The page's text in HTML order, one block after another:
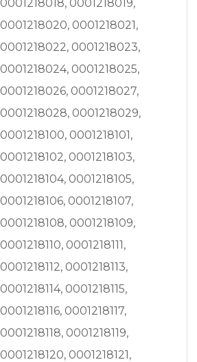
0001218018, 0001218019,
0001218020, 0001218021,
0001218022, 0001218023,
0001218024, 0001218025,
0001218026, 0001218027,
0001218028, 0001218029,
0001218100, 0001218101,
0001218102, 0001218103,
0001218104, 0001218105,
0001218106, 0001218107,
0001218108, 0001218109,
0001218110, 0001218111,
0001218112, 0001218113,
0001218114, 0001218115,
0001218116, 0001218117,
0001218118, 0001218119,
0001218120, 0001218121,